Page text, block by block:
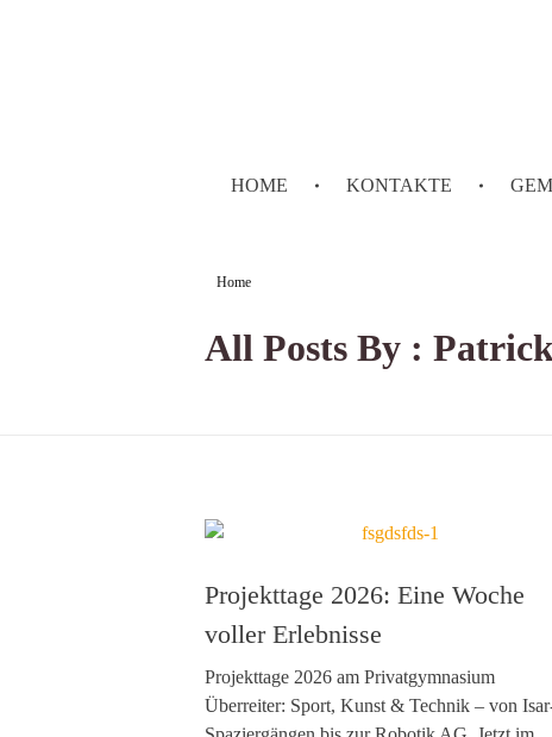
HOME KONTAKTE
Home
All Posts By : Patrick
Projekttage 2026: Eine Woche
voller Erlebnisse
Projekttage 2026 am Privatgymnasium
Überreiter: Sport, Kunst & Technik – von